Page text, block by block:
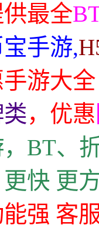
最全
手游,
游大全
， 优惠
BT、
快 更
强 客